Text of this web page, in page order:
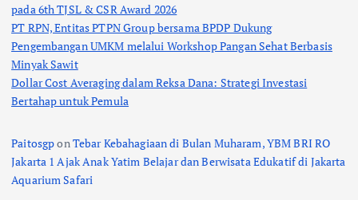
pada 6th TJSL & CSR Award 2026
PT RPN, Entitas PTPN Group bersama BPDP Dukung
Pengembangan UMKM melalui Workshop Pangan Sehat Berbasis
Minyak Sawit
Dollar Cost Averaging dalam Reksa Dana: Strategi Investasi
Bertahap untuk Pemula
PaitosgponTebar Kebahagiaan di Bulan Muharam, YBM BRI RO
Jakarta 1 Ajak Anak Yatim Belajar dan Berwisata Edukatif di Jakarta
Aquarium Safari